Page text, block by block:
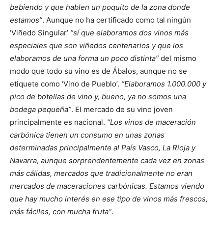
bebiendo y que hablen un poquito de la zona donde
estamos”. Aunque no ha certificado como tal ningún
‘Viñedo Singular’ “sí que elaboramos dos vinos más
especiales que son viñedos centenarios y que los
elaboramos de una forma un poco distinta” del mismo
modo que todo su vino es de Ábalos, aunque no se
etiquete como ‘Vino de Pueblo’. “Elaboramos 1.000.000 y
pico de botellas de vino y, bueno, ya no somos una
bodega pequeña”. El mercado de su vino joven
principalmente es nacional. “Los vinos de maceración
carbónica tienen un consumo en unas zonas
determinadas principalmente al País Vasco, La Rioja y
Navarra, aunque sorprendentemente cada vez en zonas
más cálidas, mercados que tradicionalmente no eran
mercados de maceraciones carbónicas. Estamos viendo
que hay mucho interés en ese tipo de vinos más frescos,
más fáciles, con mucha fruta”.